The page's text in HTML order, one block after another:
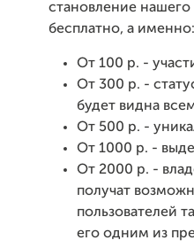
становление
бесплатно, а именно:
От 100 р. -
От 300 р. -
будет видна
От 500 р. -
От 1000 р. -
От 2000 р. -
получат
пользователей
его одним из